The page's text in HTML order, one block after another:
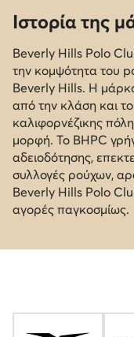
Ιστορία της
Beverly Hills Polo
την κομψότητα του
Beverly Hills. Η
από την κλάση και
καλιφορνέζικης
μορφή. Το BHPC
αδειοδότησης,
συλλογές ρούχων,
Beverly Hills Polo
αγορές παγκοσμίως.